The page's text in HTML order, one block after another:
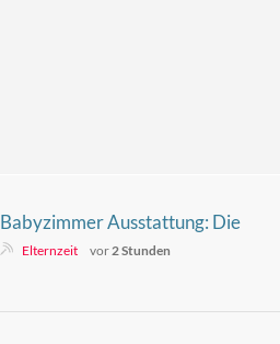
Babyzimmer Ausstattung: Die
komplette Checkliste für 2026
Elternzeit vor2 Stunden